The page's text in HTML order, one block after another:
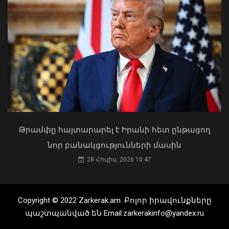
մի շարք հասցեների
էլեկտրամատակարարումը
10 Օգոստոս, 2026 22:11
Պահպանե՛ք հրդեհային
անվտանգության կանոնները. ՓԾ-ից
զգուշացնում են
09 Օգոստոս, 2026 14:32
Հարություն Մնացականյանի
ինքնազգացողությունը
Թրամփը հայտարարել է Իրանի հետ ընթացող
նոր բանակցությունների մասին
28 Հուլիս, 2026 10:47
Copyright © 2022 Zarkerak.am. Բոլոր իրավունքները
պաշտպանված են Email:zarkerakinfo@yandex.ru